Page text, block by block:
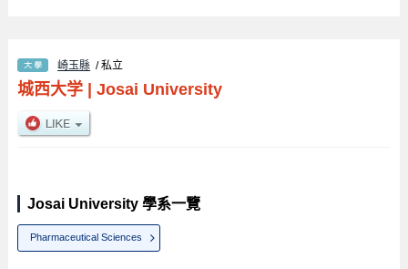
崎玉縣 / 私立
城西大学| Josai University
Josai University 學系一覽
Pharmaceutical Sciences